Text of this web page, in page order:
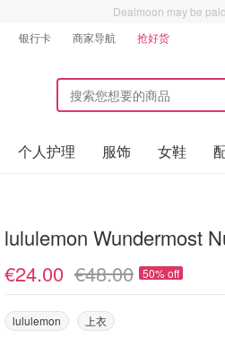
Dealmoon may be
银行卡 商家导航 抢好货
个人护理 服饰 女鞋
lululemon Wundermost
€24.00 €48.00 50% off
lululemon 上衣